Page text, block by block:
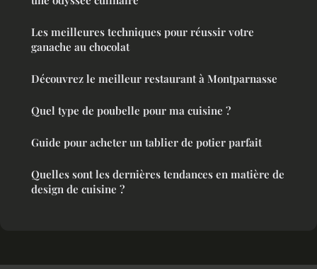
Les meilleures techniques pour réussir votre
ganache au chocolat
Découvrez le meilleur restaurant à Montparnasse
Quel type de poubelle pour ma cuisine ?
Guide pour acheter un tablier de potier parfait
Quelles sont les dernières tendances en matière de
design de cuisine ?